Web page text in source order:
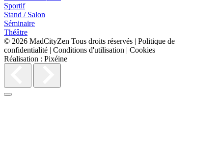
Sportif
Stand / Salon
Séminaire
Théâtre
© 2026 MadCityZen Tous droits réservés | Politique de
confidentialité | Conditions d'utilisation | Cookies
Réalisation : Pixéine